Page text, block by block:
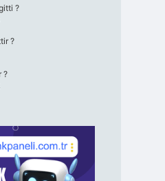
?
?
?